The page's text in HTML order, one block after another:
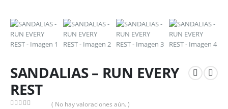
SANDALIAS – RUN EVERY
REST
( No hay valoraciones aún. )